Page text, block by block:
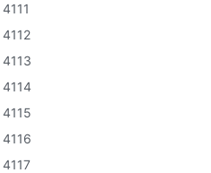
4111
4112
4113
4114
4115
4116
4117